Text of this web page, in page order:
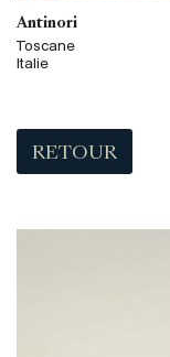
Antinori
Toscane
Italie
RETOUR